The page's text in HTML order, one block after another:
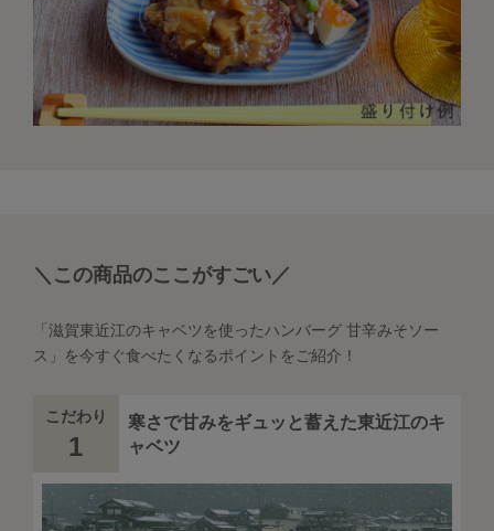
＼この商品のここがすごい／
「滋賀東近江のキャベツを使ったハンバーグ 甘辛みそソー
ス」を今すぐ食べたくなるポイントをご紹介！
こだわり
1
寒さで甘みをギュッと蓄えた東近江のキ
ャベツ